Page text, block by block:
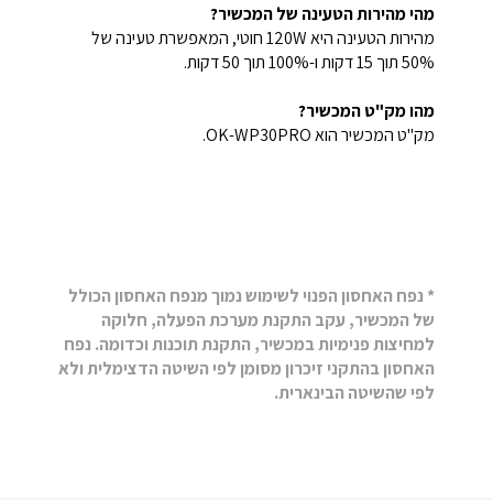
מהי מהירות הטעינה של המכשיר?
מהירות הטעינה היא 120W חוטי, המאפשרת טעינה של
50% תוך 15 דקות ו-100% תוך 50 דקות.
מהו מק"ט המכשיר?
מק"ט המכשיר הוא OK-WP30PRO.
* נפח האחסון הפנוי לשימוש נמוך מנפח האחסון הכולל
של המכשיר, עקב התקנת מערכת הפעלה, חלוקה
למחיצות פנימיות במכשיר, התקנת תוכנות וכדומה. נפח
האחסון בהתקני זיכרון מסומן לפי השיטה הדצימלית ולא
לפי שהשיטה הבינארית.